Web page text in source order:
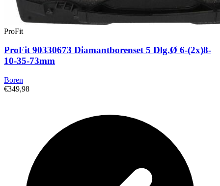
ProFit
ProFit 90330673 Diamantborenset 5 Dlg.Ø 6-(2x)8-
10-35-73mm
Boren
€349,98